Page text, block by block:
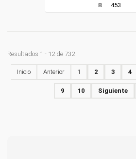
8 453
Resultados 1 - 12 de 732
Inicio Anterior 1 2 3 4
9 10 Siguiente